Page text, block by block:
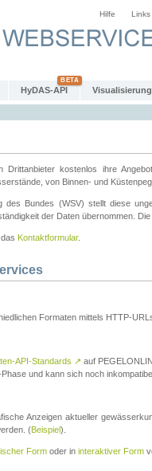
Hilfe Links
HyDAS-API Visualisierung
Drittanbieter kostenlos ihre
von Binnen- und
des Bundes (WSV) stellt diese
der Daten übernommen.
Kontaktformular.
Formaten mittels HTTP-
API-Standards ↗ auf
und kann sich noch
Anzeigen aktueller
(Beispiel).
Form oder in interaktiver Form